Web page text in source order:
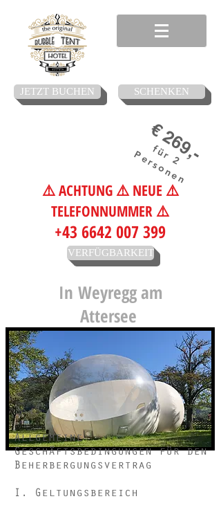
JETZT BUCHEN SCHENKEN
€ 269,-
für 2
Personen
⚠️ ACHTUNG ⚠️ NEUE ⚠️
TELEFONNUMMER ⚠️
+43 6642 007 399
VERFÜGBARKEIT
In Weyregg am
Attersee
Allgemeine
Geschäftsbedingungen für den
Beherbergungsvertrag
I. Geltungsbereich